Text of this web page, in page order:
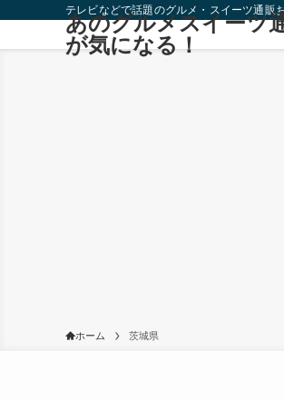
テレビなどで話題のグルメ・スイーツ通販
あのグルメスイーツ
が気になる！
ホーム 茨城県